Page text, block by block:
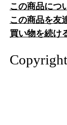
この商品につ
この商品を友
買い物を続け